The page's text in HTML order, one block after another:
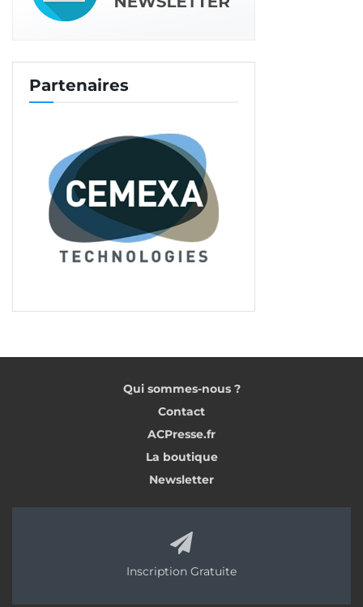
Partenaires
Qui sommes-nous ?
Contact
ACPresse.fr
La boutique
Newsletter
Inscription Gratuite